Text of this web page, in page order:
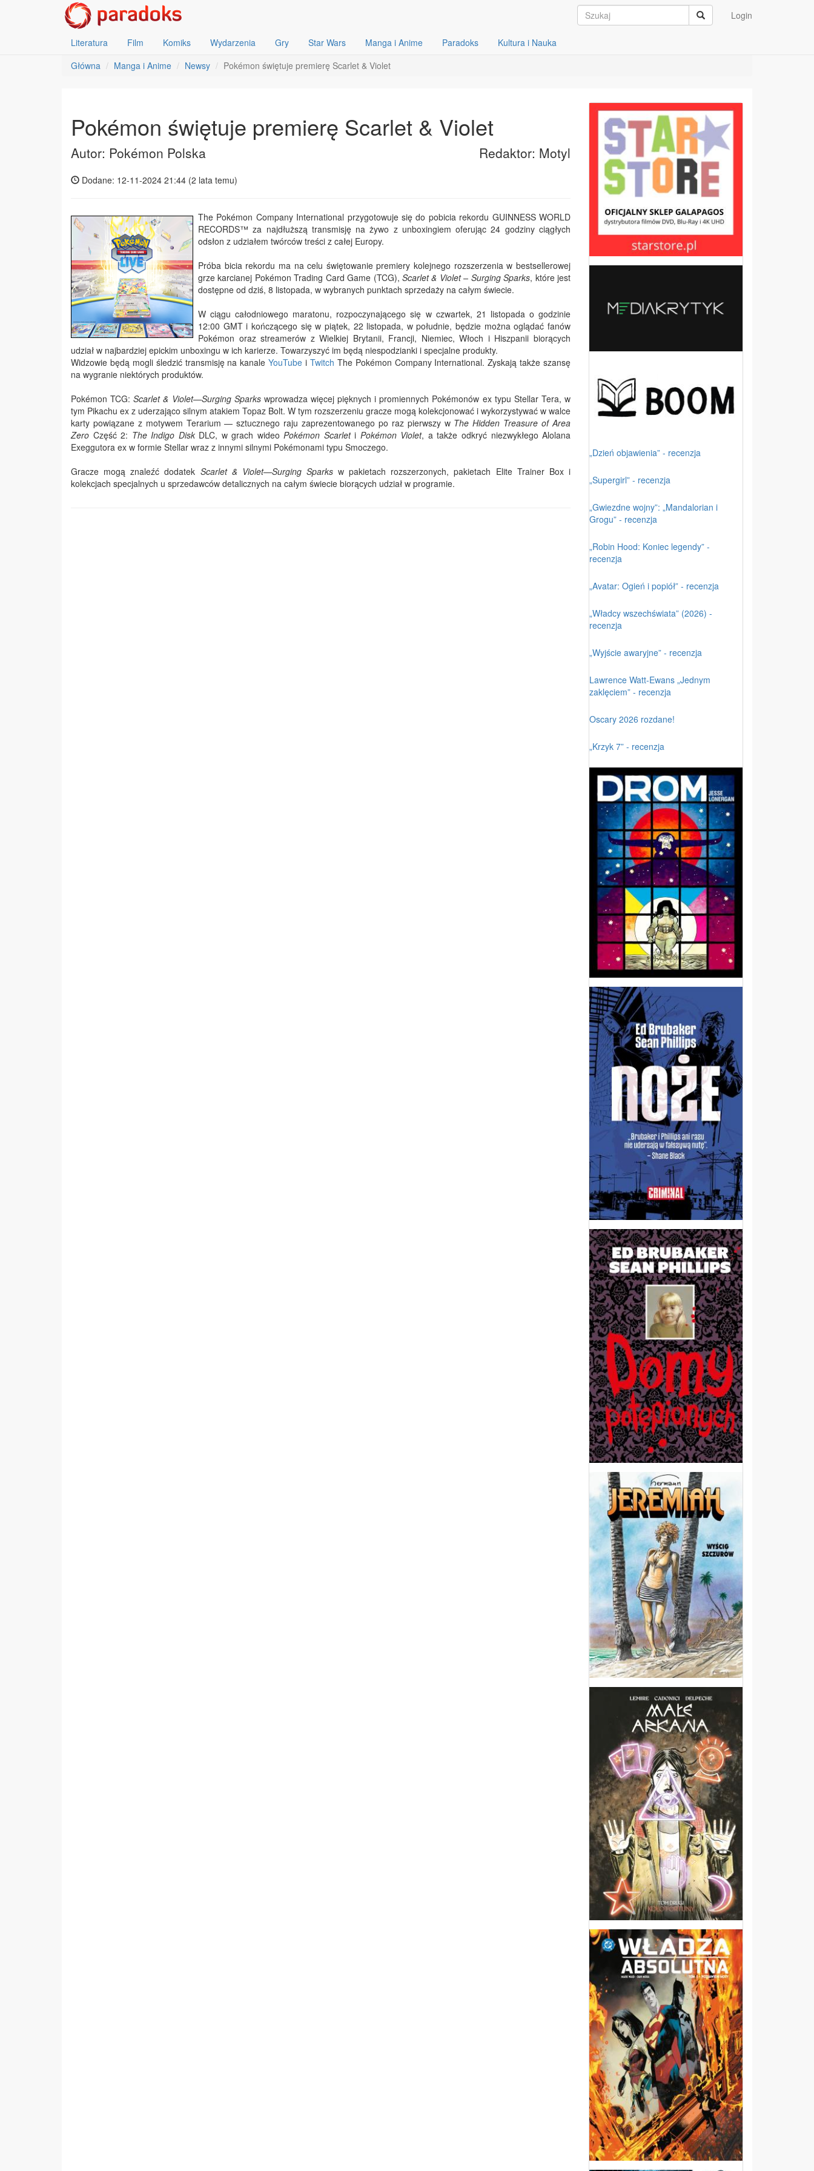
Login
Literatura Film Komiks Wydarzenia Gry Star Wars Manga i Anime Paradoks
Kultura i Nauka
Główna
Manga i Anime Newsy Pokémon świętuje premierę Scarlet & Violet
Pokémon świętuje premierę Scarlet & Violet
Autor: Pokémon Polska Redaktor: Motyl
Dodane: 12-11-2024 21:44 (2 lata temu)
The Pokémon Company International przygotowuje się do pobicia rekordu GUINNESS WORLD
RECORDS™ za najdłuższą transmisję na żywo z unboxingiem oferując 24 godziny ciągłych
odsłon z udziałem twórców treści z całej Europy.
Próba bicia rekordu ma na celu świętowanie premiery kolejnego rozszerzenia w bestsellerowej
grze karcianej Pokémon Trading Card Game (TCG), Scarlet & Violet – Surging Sparks, które jest
dostępne od dziś, 8 listopada, w wybranych punktach sprzedaży na całym świecie.
W ciągu całodniowego maratonu, rozpoczynającego się w czwartek, 21 listopada o godzinie
12:00 GMT i kończącego się w piątek, 22 listopada, w południe, będzie można oglądać fanów
Pokémon oraz streamerów z Wielkiej Brytanii, Francji, Niemiec, Włoch i Hiszpanii biorących
udział w najbardziej epickim unboxingu w ich karierze. Towarzyszyć im będą niespodzianki i specjalne produkty.
Widzowie będą mogli śledzić transmisję na kanaleYouTube i Twitch The Pokémon Company International. Zyskają także szansę
na wygranie niektórych produktów.
Pokémon TCG:Scarlet & Violet—Surging Sparkswprowadza więcej pięknych i promiennych Pokémonów ex typu Stellar Tera, w
tym Pikachu ex z uderzająco silnym atakiem Topaz Bolt. W tym rozszerzeniu gracze mogą kolekcjonować i wykorzystywać w walce
karty powiązane z motywem Terarium — sztucznego raju zaprezentowanego po raz pierwszy w The Hidden Treasure of Area
Zero Część 2: The Indigo DiskDLC, w grach wideoPokémon Scarleti Pokémon Violet, a także odkryć niezwykłego Alolana
Exeggutora ex w formie Stellar wraz z innymi silnymi Pokémonami typu Smoczego.
Gracze mogą znaleźć dodatek Scarlet & Violet—Surging Sparksw pakietach rozszerzonych, pakietach Elite Trainer Box i
kolekcjach specjalnych u sprzedawców detalicznych na całym świecie biorących udział w programie.
„Dzień objawienia” - recenzja
„Supergirl” - recenzja
„Gwiezdne wojny”: „Mandalorian i
Grogu” - recenzja
„Robin Hood: Koniec legendy” -
recenzja
„Avatar: Ogień i popiół” - recenzja
„Władcy wszechświata” (2026) -
recenzja
„Wyjście awaryjne” - recenzja
Lawrence Watt-Ewans „Jednym
zaklęciem” - recenzja
Oscary 2026 rozdane!
„Krzyk 7” - recenzja